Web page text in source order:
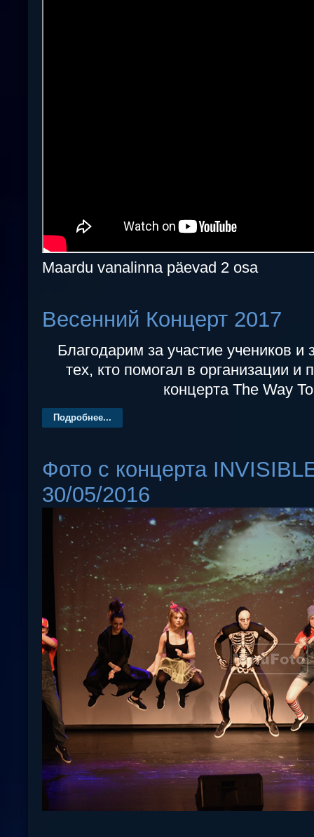
Maardu vanalinna päevad 2 osa
Весенний Концерт 2017
Благодарим за участие учеников и
тех, кто помогал в организации и
концерта The Way
Подробнее...
Фото с концерта
30/05/2016